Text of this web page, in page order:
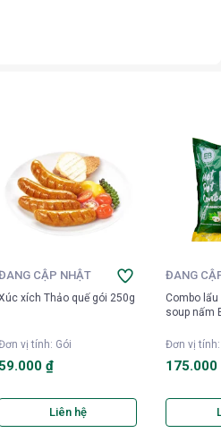
CẬP NHẬT
xích Thảo quế gói 250g
vị tính: Gói
59.000 ₫
Liên hệ
ĐANG
Combo
soup nấm
Đơn vị tính
175.000